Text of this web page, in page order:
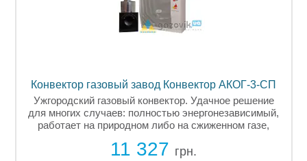
Конвектор газовый завод Конвектор АКОГ-3-СП
Ужгородский газовый конвектор. Удачное решение
для многих случаев: полностью энергонезависимый,
работает на природном либо на сжиженном газе,
отапливаемая до 30м2. Труба для...
11 327 грн.